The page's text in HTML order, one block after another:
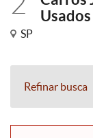
Usados
SP
Refinar busca